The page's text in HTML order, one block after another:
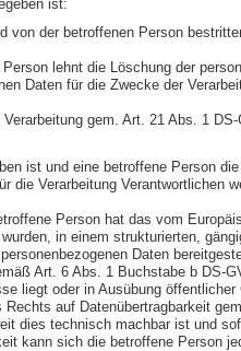
ist:
von der betroffenen Person
lehnt die Löschung der
Daten für die Zwecke der
gem. Art. 21 Abs. 1
ist und eine betroffene Person
die Verarbeitung Verantwortlichen
Person hat das vom
in einem strukturierten,
Daten
Art. 6 Abs. 1 Buchstabe b DS-
liegt oder in Ausübung
auf Datenübertragbarkeit
dies technisch machbar ist und
kann sich die betroffene Person